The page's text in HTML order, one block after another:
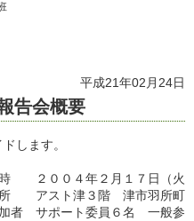
平成21年02月24日
告会概要
します。
２００４年２月１７日（火
アスト津３階 津市羽所町
者 サポート委員６名 一般参